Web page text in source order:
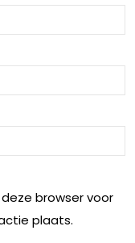
browser voor
plaats.